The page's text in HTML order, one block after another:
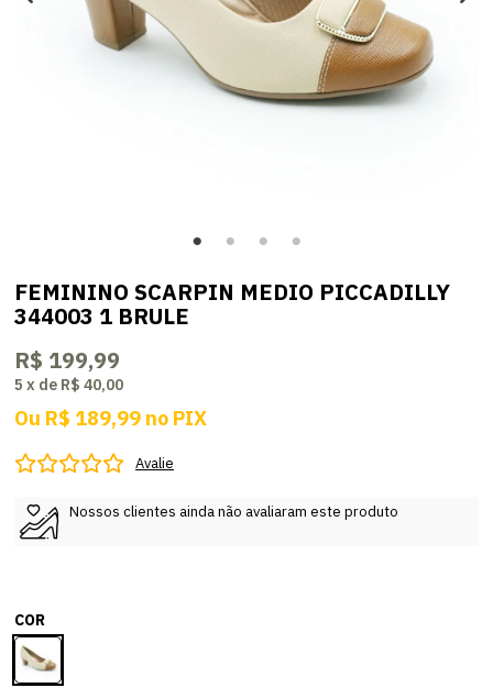
FEMININO SCARPIN MEDIO PICCADILLY
344003 1 BRULE
R$ 199,99
5 x de R$ 40,00
Ou R$ 189,99 no PIX
Avalie
Nossos clientes ainda não avaliaram este produto
COR